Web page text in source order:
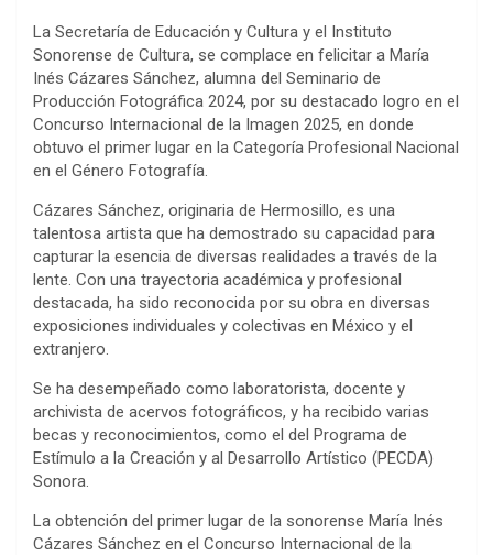
La Secretaría de Educación y Cultura y el Instituto
Sonorense de Cultura, se complace en felicitar a María
Inés Cázares Sánchez, alumna del Seminario de
Producción Fotográfica 2024, por su destacado logro en el
Concurso Internacional de la Imagen 2025, en donde
obtuvo el primer lugar en la Categoría Profesional Nacional
en el Género Fotografía.
Cázares Sánchez, originaria de Hermosillo, es una
talentosa artista que ha demostrado su capacidad para
capturar la esencia de diversas realidades a través de la
lente. Con una trayectoria académica y profesional
destacada, ha sido reconocida por su obra en diversas
exposiciones individuales y colectivas en México y el
extranjero.
Se ha desempeñado como laboratorista, docente y
archivista de acervos fotográficos, y ha recibido varias
becas y reconocimientos, como el del Programa de
Estímulo a la Creación y al Desarrollo Artístico (PECDA)
Sonora.
La obtención del primer lugar de la sonorense María Inés
Cázares Sánchez en el Concurso Internacional de la